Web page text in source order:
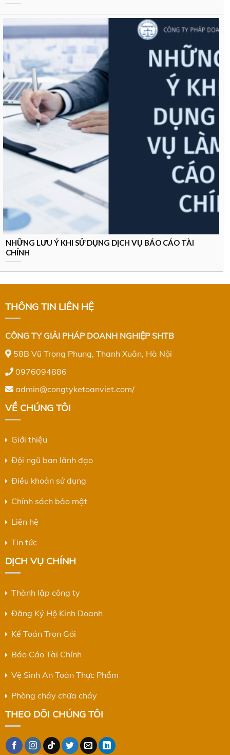
NHỮNG LƯU Ý KHI SỬ DỤNG DỊCH VỤ BÁO CÁO TÀI
CHÍNH
THÔNG TIN LIÊN HỆ
CÔNG TY GIẢI PHÁP DOANH NGHIỆP SHTB
58B Vũ Trọng Phụng, Thanh Xuân, Hà Nội
0976094886
admin@congtyketoanviet.com/
VỀ CHÚNG TÔI
Giới thiệu
Đội ngũ ban lãnh đạo
Điều khoản sử dụng
Chính sách bảo mật
Liên hệ
Tin tức
DỊCH VỤ CHÍNH
Thành lập công ty
Đăng Ký Hộ Kinh Doanh
Kế Toán Trọn Gói
Báo Cáo Tài Chính
Vệ Sinh An Toàn Thực Phẩm
Phòng cháy chữa cháy
THEO DÕI CHÚNG TÔI